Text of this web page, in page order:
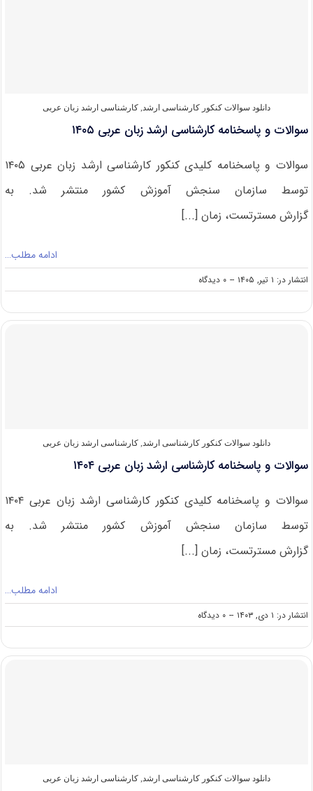
دانلود سوالات کنکور کارشناسی ارشد, کارشناسی ارشد زبان عربی
سوالات و پاسخنامه کارشناسی ارشد زبان عربی ۱۴۰۵
سوالات و پاسخنامه کلیدی کنکور کارشناسی ارشد زبان عربی ۱۴۰۵
توسط سازمان سنجش آموزش کشور منتشر شد. به
گزارش مسترتست، زمان [...]
ادامه مطلب…
انتشار در: ۱ تیر, ۱۴۰۵ -- ۰ دیدگاه
on
سوالات
پاسخنامه
دانلود سوالات کنکور کارشناسی ارشد, کارشناسی ارشد زبان عربی
سوالات و پاسخنامه کارشناسی ارشد زبان عربی ۱۴۰۴
سوالات و پاسخنامه کلیدی کنکور کارشناسی ارشد زبان عربی ۱۴۰۴
توسط سازمان سنجش آموزش کشور منتشر شد. به
گزارش مسترتست، زمان [...]
ادامه مطلب…
انتشار در: ۱ دی, ۱۴۰۳ -- ۰ دیدگاه
on
سوالات
پاسخنامه
دانلود سوالات کنکور کارشناسی ارشد, کارشناسی ارشد زبان عربی